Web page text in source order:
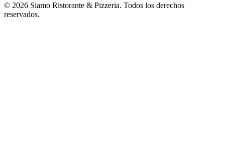
© 2026 Siamo Ristorante & Pizzeria. Todos los derechos
reservados.